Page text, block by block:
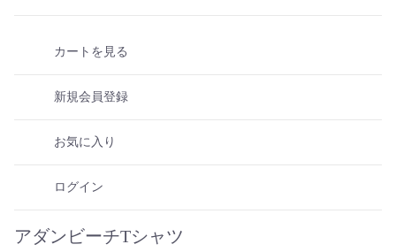
カートを見る
新規会員登録
お気に入り
ログイン
アダンビーチTシャツ